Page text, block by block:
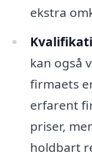
ekstra
kan også
firmaets
erfarent
priser,
holdbart